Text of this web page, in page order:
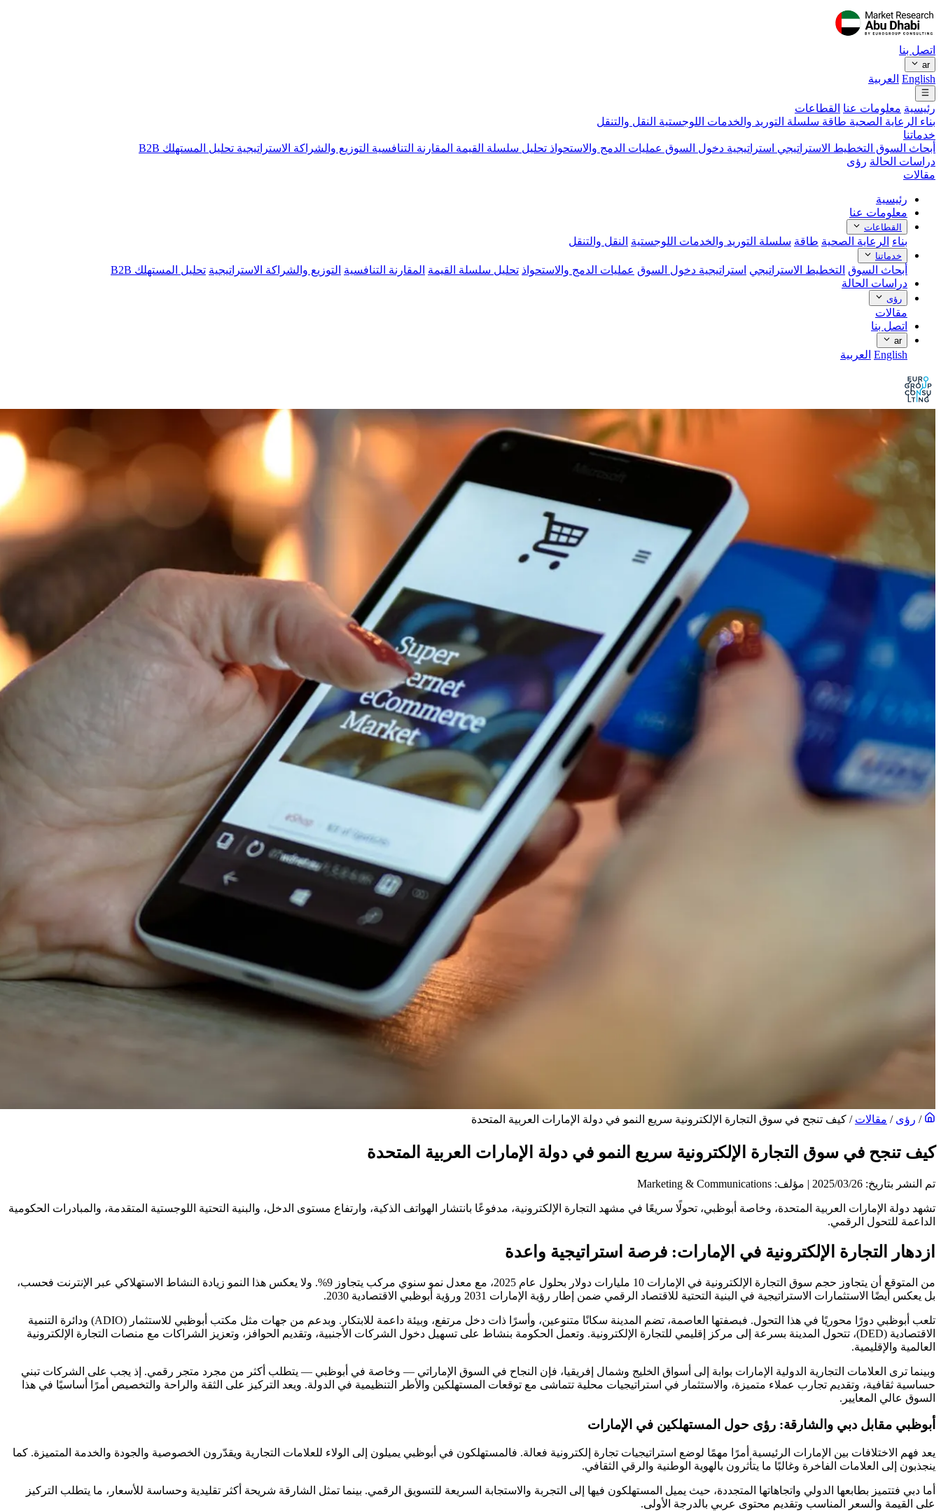
اتصل بنا
ar
English العربية
رئيسية معلومات عنا القطاعات
بناء الرعاية الصحية طاقة سلسلة التوريد والخدمات اللوجستية النقل والتنقل
خدماتنا
أبحاث السوق التخطيط الاستراتيجي استراتيجية دخول السوق عمليات الدمج والاستحواذ تحليل سلسلة القيمة المقارنة التنافسية التوزيع والشراكة الاستراتيجية تحليل المستهلك B2B
دراسات الحالة رؤى
مقالات
رئيسية
معلومات عنا
القطاعات
بناء الرعاية الصحية طاقة سلسلة التوريد والخدمات اللوجستية النقل والتنقل
خدماتنا
أبحاث السوق التخطيط الاستراتيجي استراتيجية دخول السوق عمليات الدمج والاستحواذ تحليل سلسلة القيمة المقارنة التنافسية التوزيع والشراكة الاستراتيجية تحليل المستهلك B2B
دراسات الحالة
رؤى
مقالات
اتصل بنا
ar
English العربية
/ رؤى / مقالات / كيف تنجح في سوق التجارة الإلكترونية سريع النمو في دولة الإمارات العربية المتحدة
كيف تنجح في سوق التجارة الإلكترونية سريع النمو في دولة الإمارات العربية المتحدة
تم النشر بتاريخ: 26‏/03‏/2025 | مؤلف: Marketing & Communications
تشهد دولة الإمارات العربية المتحدة، وخاصة أبوظبي، تحولًا سريعًا في مشهد التجارة الإلكترونية، مدفوعًا بانتشار الهواتف الذكية، وارتفاع مستوى الدخل، والبنية التحتية اللوجستية المتقدمة، والمبادرات الحكومية
الداعمة للتحول الرقمي.
ازدهار التجارة الإلكترونية في الإمارات: فرصة استراتيجية واعدة
من المتوقع أن يتجاوز حجم سوق التجارة الإلكترونية في الإمارات 10 مليارات دولار بحلول عام 2025، مع معدل نمو سنوي مركب يتجاوز 9%. ولا يعكس هذا النمو زيادة النشاط الاستهلاكي عبر الإنترنت فحسب،
بل يعكس أيضًا الاستثمارات الاستراتيجية في البنية التحتية للاقتصاد الرقمي ضمن إطار رؤية الإمارات 2031 ورؤية أبوظبي الاقتصادية 2030.
تلعب أبوظبي دورًا محوريًا في هذا التحول. فبصفتها العاصمة، تضم المدينة سكانًا متنوعين، وأسرًا ذات دخل مرتفع، وبيئة داعمة للابتكار. وبدعم من جهات مثل مكتب أبوظبي للاستثمار (ADIO) ودائرة التنمية
الاقتصادية (DED)، تتحول المدينة بسرعة إلى مركز إقليمي للتجارة الإلكترونية. وتعمل الحكومة بنشاط على تسهيل دخول الشركات الأجنبية، وتقديم الحوافز، وتعزيز الشراكات مع منصات التجارة الإلكترونية
العالمية والإقليمية.
وبينما ترى العلامات التجارية الدولية الإمارات بوابة إلى أسواق الخليج وشمال إفريقيا، فإن النجاح في السوق الإماراتي — وخاصة في أبوظبي — يتطلب أكثر من مجرد متجر رقمي. إذ يجب على الشركات تبني
حساسية ثقافية، وتقديم تجارب عملاء متميزة، والاستثمار في استراتيجيات محلية تتماشى مع توقعات المستهلكين والأطر التنظيمية في الدولة. ويعد التركيز على الثقة والراحة والتخصيص أمرًا أساسيًا في هذا
السوق عالي المعايير.
أبوظبي مقابل دبي والشارقة: رؤى حول المستهلكين في الإمارات
يعد فهم الاختلافات بين الإمارات الرئيسية أمرًا مهمًا لوضع استراتيجيات تجارة إلكترونية فعالة. فالمستهلكون في أبوظبي يميلون إلى الولاء للعلامات التجارية ويقدّرون الخصوصية والجودة والخدمة المتميزة. كما
ينجذبون إلى العلامات الفاخرة وغالبًا ما يتأثرون بالهوية الوطنية والرقي الثقافي.
أما دبي فتتميز بطابعها الدولي واتجاهاتها المتجددة، حيث يميل المستهلكون فيها إلى التجربة والاستجابة السريعة للتسويق الرقمي. بينما تمثل الشارقة شريحة أكثر تقليدية وحساسة للأسعار، ما يتطلب التركيز
على القيمة والسعر المناسب وتقديم محتوى عربي بالدرجة الأولى.